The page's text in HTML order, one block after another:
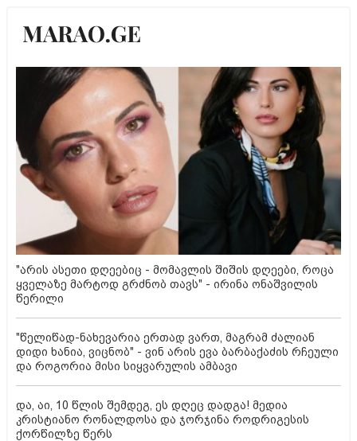
"არის ასეთი დღეებიც - მომავლის შიშის დღეები, როცა
ყველაზე მარტოდ გრძნობ თავს" - ირინა ონაშვილის
წერილი
"წელიწად-ნახევარია ერთად ვართ, მაგრამ ძალიან
დიდი ხანია, ვიცნობ" - ვინ არის ევა ბარბაქაძის რჩეული
და როგორია მისი სიყვარულის ამბავი
და, აი, 10 წლის შემდეგ, ეს დღეც დადგა! მედია
კრისტიანო რონალდოსა და ჯორჯინა როდრიგესის
ქორწილზე წერს